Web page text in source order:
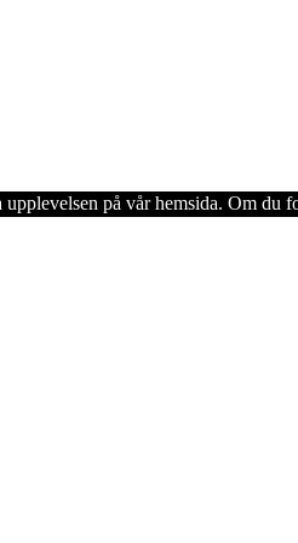
på vår hemsida. Om du